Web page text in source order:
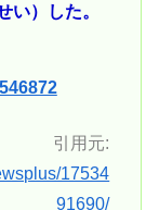
い）した。
引用元:
17534
91690/